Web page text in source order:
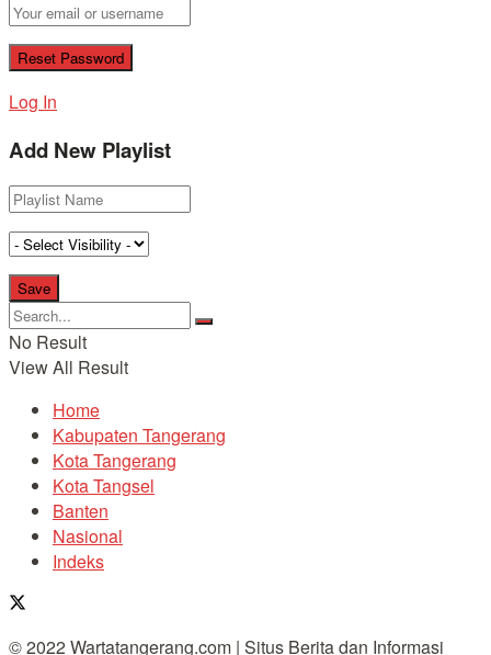
Log In
Add New Playlist
No Result
View All Result
Home
Kabupaten Tangerang
Kota Tangerang
Kota Tangsel
Banten
Nasional
Indeks
© 2022 Wartatangerang.com | Situs Berita dan Informasi